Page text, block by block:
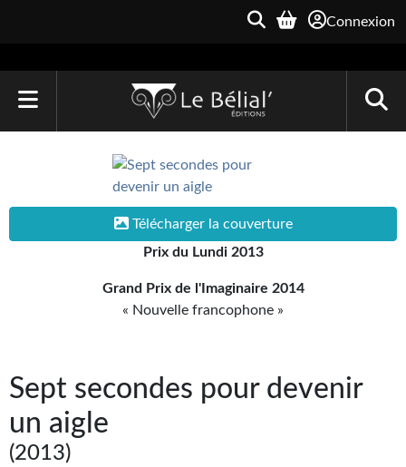
Connexion
Quarante-Deux
Kvasar
Pulps
Télécharger la couverture
Prix du Lundi 2013
Grand Prix de l'Imaginaire 2014
« Nouvelle francophone »
Sept secondes pour devenir
un aigle
(2013)